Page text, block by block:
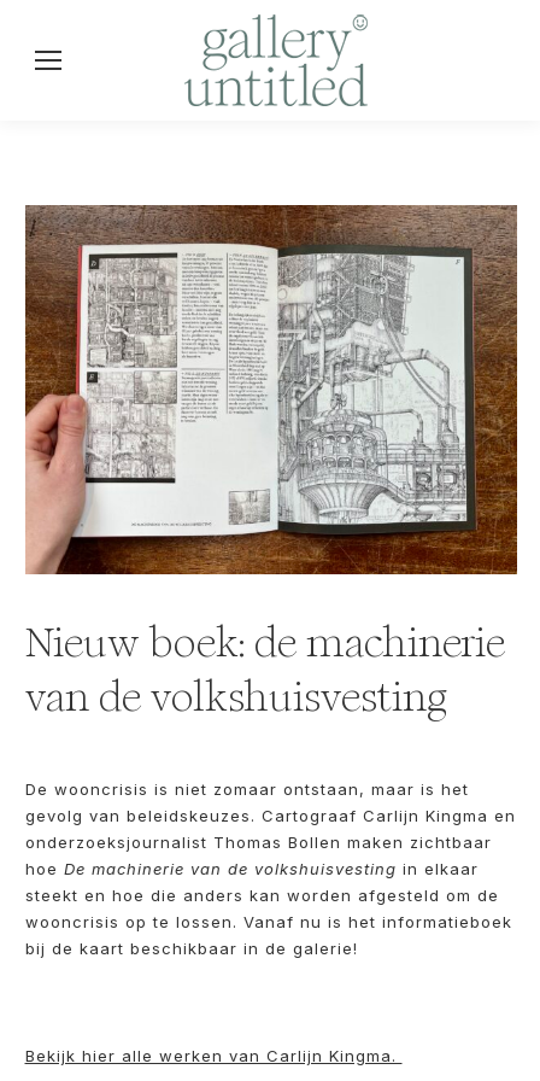
Nieuw boek: de machinerie
van de volkshuisvesting
De wooncrisis is niet zomaar ontstaan, maar is het
gevolg van beleidskeuzes. Cartograaf Carlijn Kingma en
onderzoeksjournalist Thomas Bollen maken zichtbaar
hoe De machinerie van de volkshuisvesting in elkaar
steekt en hoe die anders kan worden afgesteld om de
wooncrisis op te lossen. Vanaf nu is het informatieboek
bij de kaart beschikbaar in de galerie!
Bekijk hier alle werken van Carlijn Kingma.